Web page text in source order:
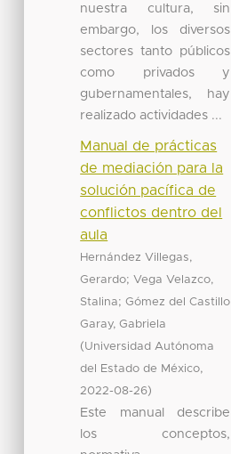
nuestra cultura, sin
embargo, los diversos
sectores tanto públicos
como privados y
gubernamentales, hay
realizado actividades ...
Manual de prácticas
de mediación para la
solución pacífica de
conflictos dentro del
aula
Hernández Villegas,
Gerardo;Vega Velazco,
Stalina;Gómez del Castillo
Garay, Gabriela
(Universidad Autónoma
del Estado de México,
2022-08-26)
Este manual describe
los conceptos,